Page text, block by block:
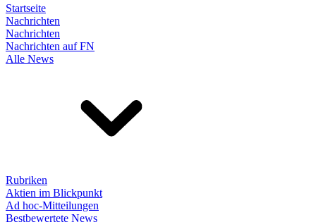
Startseite
Nachrichten
Nachrichten
Nachrichten auf FN
Alle News
Rubriken
Aktien im Blickpunkt
Ad hoc-Mitteilungen
Bestbewertete News